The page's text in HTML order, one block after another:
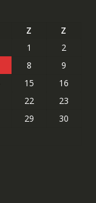
Z
Z
1
2
8
9
15
16
22
23
29
30